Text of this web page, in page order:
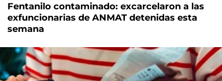
Fentanilo contaminado: excarcelaron a las
exfuncionarias de ANMAT detenidas esta
semana